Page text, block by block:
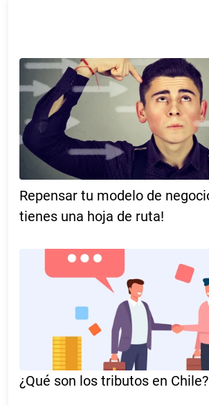
Repensar tu modelo de
tienes una hoja de ruta!
¿Qué son los tributos en Chile?